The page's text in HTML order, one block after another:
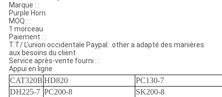
Marque : :
Purple Horn
MOQ : :
1 morceau
Paiement : :
T.T/ L'union occidentale Paypal. .other a adapté des manières
aux besoins du client
Service après-vente fourni : :
Appui en ligne
CAT320B HD820
PC130-7
DH225-7 PC200-8
SK200-8